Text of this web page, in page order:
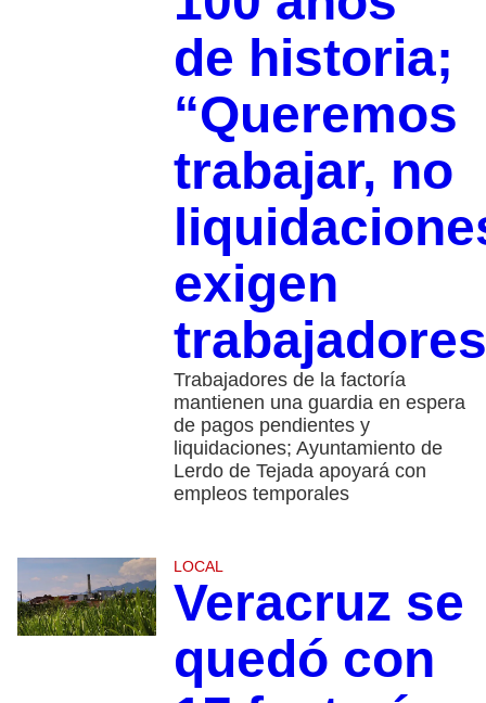
de historia;
“Queremos
trabajar, no
exigen
trabajadores
Trabajadores de la factoría
mantienen una guardia en espera
de pagos pendientes y
liquidaciones; Ayuntamiento de
Lerdo de Tejada apoyará con
empleos temporales
LOCAL
Veracruz se
quedó con